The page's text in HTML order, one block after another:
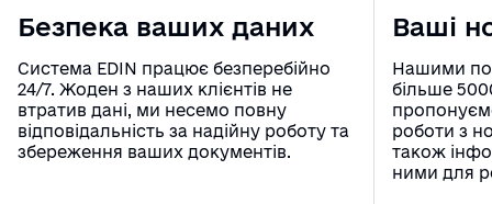
Безпека ваших даних
Система EDIN працює безперебійно
24/7. Жоден з наших клієнтів не
втратив дані, ми несемо повну
відповідальність за надійну роботу та
збереження ваших документів.
Ваші
Нашими
більше
роботи з
також
ними для